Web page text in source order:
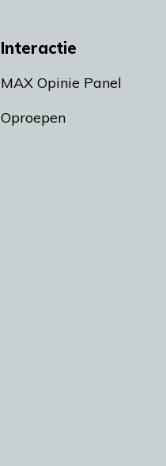
Interactie
MAX Opinie Panel
Oproepen